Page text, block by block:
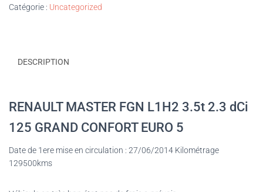
Catégorie : Uncategorized
DESCRIPTION
RENAULT MASTER FGN L1H2 3.5t 2.3 dCi
125 GRAND CONFORT EURO 5
Date de 1ere mise en circulation : 27/06/2014 Kilométrage
129500kms